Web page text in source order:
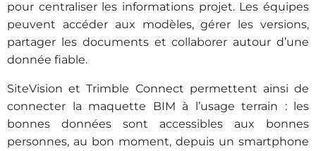
pour centraliser les informations projet. Les équipes
peuvent accéder aux modèles, gérer les versions,
partager les documents et collaborer autour d’une
donnée fiable.
SiteVision et Trimble Connect permettent ainsi de
connecter la maquette BIM à l’usage terrain : les
bonnes données sont accessibles aux bonnes
personnes, au bon moment, depuis un smartphone